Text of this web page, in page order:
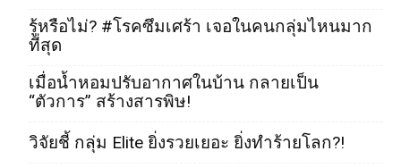
รู้หรือไม่? #โรคซึมเศร้า เจอในคนกลุ่มไหนมาก
ที่สุด
เมื่อน้ำหอมปรับอากาศในบ้าน กลายเป็น
“ตัวการ” สร้างสารพิษ!
วิจัยชี้ กลุ่ม Elite ยิ่งรวยเยอะ ยิ่งทำร้ายโลก?!